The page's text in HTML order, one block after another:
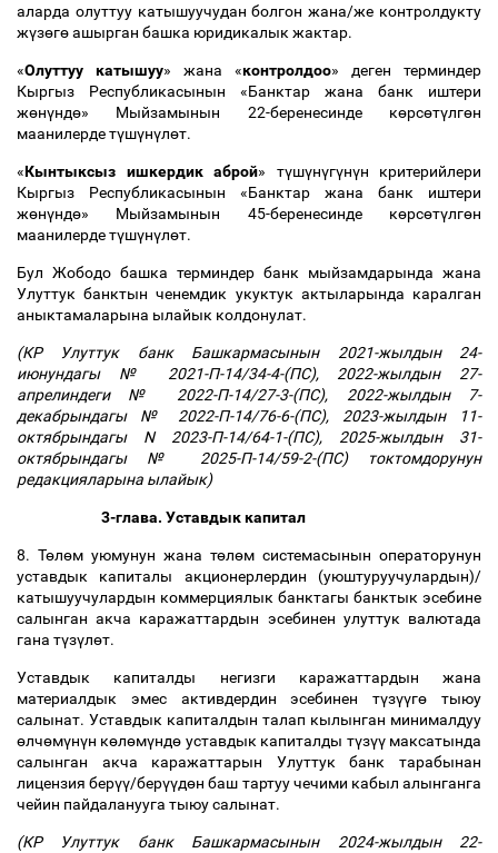
аларда олуттуу катышуучудан болгон жана/же контролдукту
жүзөгөашырган башка юридикалык жактар.
«Олуттуу катышуу» жана «контролдоо» деген терминдер
Кыргыз Республикасынын «Банктар жана банк иштери
жөнүндө» Мыйзамынын 22-беренесинде көрсөтүлгөн
маанилерде түшүнүлөт.
«Кынтыксыз ишкердик аброй» түшүнүгүнүн критерийлери
Кыргыз Республикасынын «Банктар жана банк иштери
жөнүндө» Мыйзамынын 45-беренесинде көрсөтүлгөн
маанилерде түшүнүлөт.
Бул Жободо башка терминдер банк мыйзамдарында жана
Улуттук банктын ченемдик укуктук актыларында каралган
аныктамаларына ылайык колдонулат.
(КР Улуттук банк Башкармасынын 2021-жылдын 24-
июнундагы № 2021-П-14/34-4-(ПС), 2022-жылдын 27-
апрелиндеги № 2022-П-14/27-3-(ПС), 2022-жылдын 7-
декабрындагы № 2022-П-14/76-6-(ПС), 2023-жылдын 11-
октябрындагы N 2023-П-14/64-1-(ПС), 2025-жылдын 31-
октябрындагы № 2025-П-14/59-2-(ПС) токтомдорунун
редакцияларына ылайык)
3-глава. Уставдык капитал
8. Төлөм уюмунун жана төлөм системасынын операторунун
уставдык капиталы акционерлердин (уюштуруучулардын)/
катышуучулардын коммерциялык банктагы банктык эсебине
салынган акча каражаттардын эсебинен улуттук валютада
гана түзүлөт.
Уставдык капиталды негизги каражаттардын жана
материалдык эмес активдердин эсебинен түзүүгө тыюу
салынат. Уставдык капиталдын талап кылынган минималдуу
өлчөмүнүн көлөмүндө уставдык капиталды түзүүмаксатында
салынган акча каражаттарын Улуттук банк тарабынан
лицензия берүү/берүүдөн баш тартуу чечими кабыл алынганга
чейин пайдаланууга тыюу салынат.
(КР Улуттук банк Башкармасынын 2024-жылдын 22-